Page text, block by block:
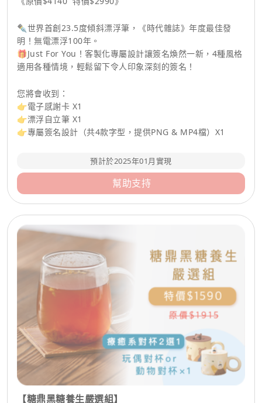
✒️世界首創23.5度傾斜漂浮筆，《時代雜誌》年度最佳發
明！無電漂浮100年。
🎁Just For You！客製化專屬設計讓簽名煥然一新，4種風格
適用各種情境，輕鬆留下令人印象深刻的簽名！
您將會收到：
👉電子感謝卡 X1
👉漂浮自立筆 X1
👉專屬簽名設計（共4款字型，提供PNG & MP4檔）X1
預計於2025年01月實現
幫助支持
【糖鼎黑糖養生嚴選組】